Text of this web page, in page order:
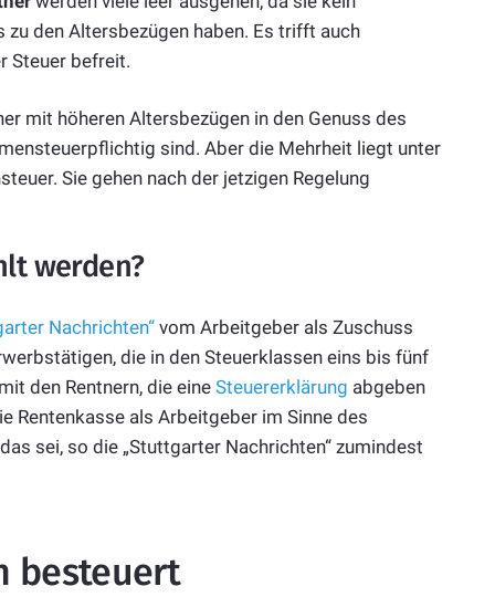
den Altersbezügen haben. Es trifft auch
Steuer befreit.
mit höheren Altersbezügen in den Genuss des
sind. Aber die Mehrheit liegt unter
Sie gehen nach der jetzigen Regelung
werden?
Nachrichten“vom Arbeitgeber als Zuschuss
die in den Steuerklassen eins bis fünf
den Rentnern, die eine Steuererklärung abgeben
Rentenkasse als Arbeitgeber im Sinne des
sei, so die „Stuttgarter Nachrichten“ zumindest
besteuert